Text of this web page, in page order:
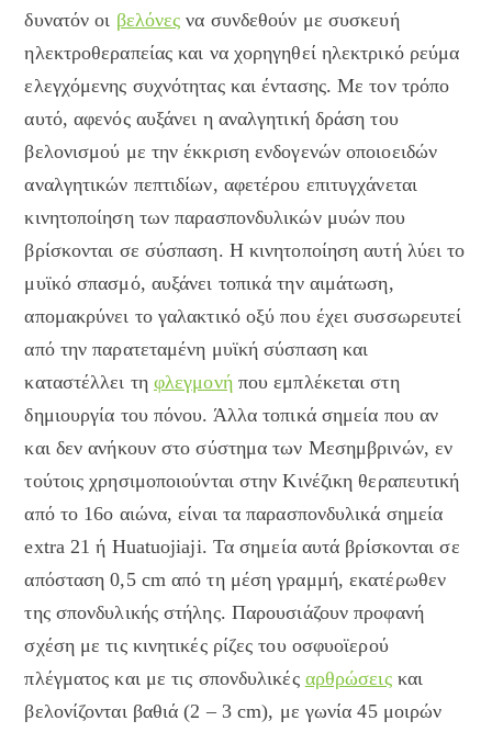
δυνατόν οι βελόνες να συνδεθούν με συσκευή
ηλεκτροθεραπείας και να χορηγηθεί ηλεκτρικό ρεύμα
ελεγχόμενης συχνότητας και έντασης. Με τον τρόπο
αυτό, αφενός αυξάνει η αναλγητική δράση του
βελονισμού με την έκκριση ενδογενών οποιοειδών
αναλγητικών πεπτιδίων, αφετέρου επιτυγχάνεται
κινητοποίηση των παρασπονδυλικών μυών που
βρίσκονται σε σύσπαση. Η κινητοποίηση αυτή λύει το
μυϊκό σπασμό, αυξάνει τοπικά την αιμάτωση,
απομακρύνει το γαλακτικό οξύ που έχει συσσωρευτεί
από την παρατεταμένη μυϊκή σύσπαση και
καταστέλλει τη φλεγμονή που εμπλέκεται στη
δημιουργία του πόνου. Άλλα τοπικά σημεία που αν
και δεν ανήκουν στο σύστημα των Μεσημβρινών, εν
τούτοις χρησιμοποιούνται στην Κινέζικη θεραπευτική
από το 16ο αιώνα, είναι τα παρασπονδυλικά σημεία
extra 21 ή Huatuojiaji. Τα σημεία αυτά βρίσκονται σε
απόσταση 0,5 cm από τη μέση γραμμή, εκατέρωθεν
της σπονδυλικής στήλης. Παρουσιάζουν προφανή
σχέση με τις κινητικές ρίζες του οσφυοϊερού
πλέγματος και με τις σπονδυλικές αρθρώσειςκαι
βελονίζονται βαθιά (2 – 3 cm), με γωνία 45 μοιρών